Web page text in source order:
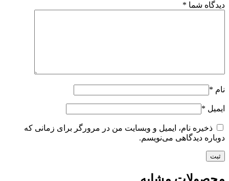
دیدگاه شما *
نام *
ایمیل *
ذخیره نام، ایمیل و وبسایت من در مرورگر برای زمانی که
دوباره دیدگاهی می‌نویسم.